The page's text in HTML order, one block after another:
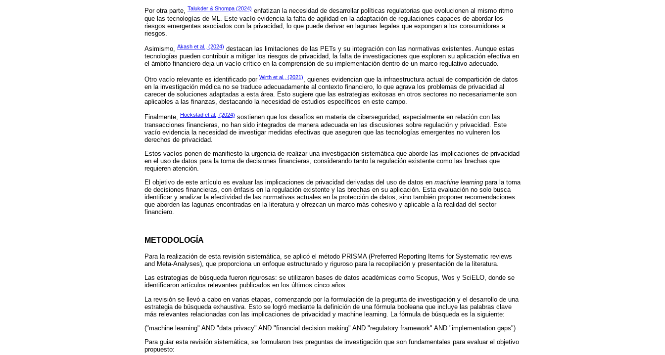
Por otra parte, Talukder & Shompa (2024) enfatizan la necesidad de desarrollar políticas regulatorias que evolucionen al mismo ritmo
que las tecnologías de ML. Este vacío evidencia la falta de agilidad en la adaptación de regulaciones capaces de abordar los
riesgos emergentes asociados con la privacidad, lo que puede derivar en lagunas legales que expongan a los consumidores a
riesgos.
Asimismo, Akash et al., (2024) destacan las limitaciones de las PETs y su integración con las normativas existentes. Aunque estas
tecnologías pueden contribuir a mitigar los riesgos de privacidad, la falta de investigaciones que exploren su aplicación efectiva en
el ámbito financiero deja un vacío crítico en la comprensión de su implementación dentro de un marco regulativo adecuado.
Otro vacío relevante es identificado por Wirth et al., (2021)
, quienes evidencian que la infraestructura actual de compartición de datos
en la investigación médica no se traduce adecuadamente al contexto financiero, lo que agrava los problemas de privacidad al
carecer de soluciones adaptadas a esta área. Esto sugiere que las estrategias exitosas en otros sectores no necesariamente son
aplicables a las finanzas, destacando la necesidad de estudios específicos en este campo.
Finalmente, Hockstad et al., (2024) sostienen que los desafíos en materia de ciberseguridad, especialmente en relación con las
transacciones financieras, no han sido integrados de manera adecuada en las discusiones sobre regulación y privacidad. Este
vacío evidencia la necesidad de investigar medidas efectivas que aseguren que las tecnologías emergentes no vulneren los
derechos de privacidad.
Estos vacíos ponen de manifiesto la urgencia de realizar una investigación sistemática que aborde las implicaciones de privacidad
en el uso de datos para la toma de decisiones financieras, considerando tanto la regulación existente como las brechas que
requieren atención.
El objetivo de este artículo es evaluar las implicaciones de privacidad derivadas del uso de datos en machine learning para la toma
de decisiones financieras, con énfasis en la regulación existente y las brechas en su aplicación. Esta evaluación no solo busca
identificar y analizar la efectividad de las normativas actuales en la protección de datos, sino también proponer recomendaciones
que aborden las lagunas encontradas en la literatura y ofrezcan un marco más cohesivo y aplicable a la realidad del sector
financiero.
METODOLOGÍA
Para la realización de esta revisión sistemática, se aplicó el método PRISMA (Preferred Reporting Items for Systematic reviews
and Meta-Analyses), que proporciona un enfoque estructurado y riguroso para la recopilación y presentación de la literatura.
Las estrategias de búsqueda fueron rigurosas: se utilizaron bases de datos académicas como Scopus, Wos y SciELO, donde se
identificaron artículos relevantes publicados en los últimos cinco años.
La revisión se llevó a cabo en varias etapas, comenzando por la formulación de la pregunta de investigación y el desarrollo de una
estrategia de búsqueda exhaustiva. Esto se logró mediante la definición de una fórmula booleana que incluye las palabras clave
más relevantes relacionadas con las implicaciones de privacidad y machine learning. La fórmula de búsqueda es la siguiente:
("machine learning" AND "data privacy" AND "financial decision making" AND "regulatory framework" AND "implementation gaps")
Para guiar esta revisión sistemática, se formularon tres preguntas de investigación que son fundamentales para evaluar el objetivo
propuesto: